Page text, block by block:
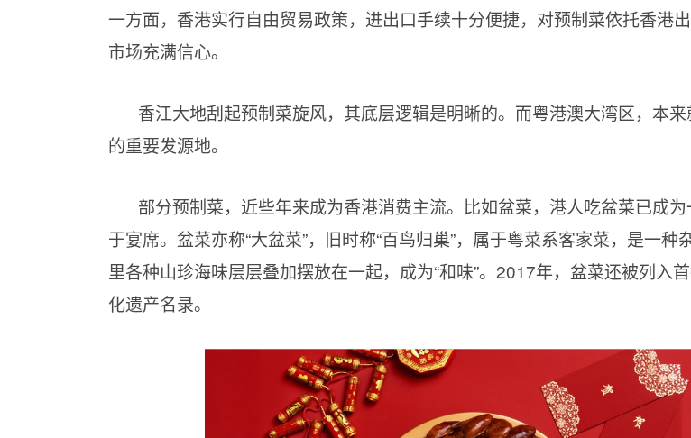
一方面，香港实行自由贸易政策，进出口手续十分便捷，对预制菜依托香港
市场充满信心。
香江大地刮起预制菜旋风，其底层逻辑是明晰的。而粤港澳大湾区，本
的重要发源地。
部分预制菜，近些年来成为香港消费主流。比如盆菜，港人吃盆菜已成
于宴席。盆菜亦称“大盆菜”，旧时称“百鸟归巢”，属于粤菜系客家菜，是一种
里各种山珍海味层层叠加摆放在一起，成为“和味”。2017年，盆菜还被列入
化遗产名录。